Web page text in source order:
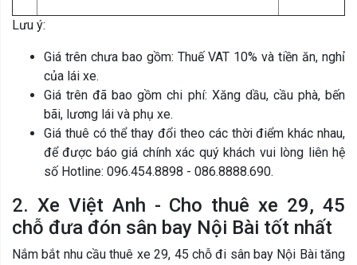
Lưu ý:
Giá trên chưa bao gồm: Thuế VAT 10% và tiền ăn, nghỉ
của lái xe.
Giá trên đã bao gồm chi phí: Xăng dầu, cầu phà, bến
bãi, lương lái và phụ xe.
Giá thuê có thể thay đổi theo các thời điểm khác nhau,
để được báo giá chính xác quý khách vui lòng liên hệ
số Hotline: 096.454.8898 - 086.8888.690.
2. Xe Việt Anh - Cho thuê xe 29, 45
chỗ đưa đón sân bay Nội Bài tốt nhất
Nắm bắt nhu cầu thuê xe 29, 45 chỗ đi sân bay Nội Bài tăng